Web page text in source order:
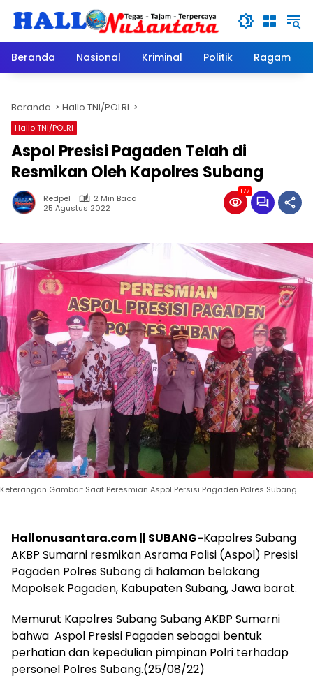
Beranda
Nasional Kriminal Politik Ragam
Beranda Hallo TNI/POLRI
Hallo TNI/POLRI
Aspol Presisi Pagaden Telah di
Resmikan Oleh Kapolres Subang
Redpel
2 Min Baca
25 Agustus 2022
177
Keterangan Gambar: Saat Peresmian Aspol Persisi Pagaden Polres Subang
Hallonusantara.com || SUBANG-Kapolres Subang
AKBP Sumarni resmikan Asrama Polisi (Aspol) Presisi
Pagaden Polres Subang di halaman belakang
Mapolsek Pagaden, Kabupaten Subang, Jawa barat.
Memurut Kapolres Subang Subang AKBP Sumarni
bahwa Aspol Presisi Pagaden sebagai bentuk
perhatian dan kepedulian pimpinan Polri terhadap
personel Polres Subang.(25/08/22)